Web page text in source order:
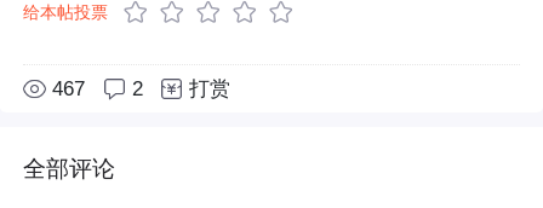
给本帖投票
467 2 打赏
全部评论